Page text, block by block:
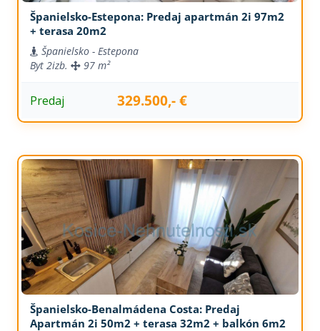
Španielsko-Estepona: Predaj apartmán 2i 97m2
+ terasa 20m2
Španielsko - Estepona
Byt 2izb. 97 m²
Predaj 329.500,- €
Španielsko-Benalmádena Costa: Predaj
Apartmán 2i 50m2 + terasa 32m2 + balkón 6m2